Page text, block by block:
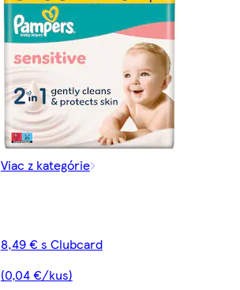
Viac z kategórie
8,49 € s Clubcard
(0,04 €/kus)